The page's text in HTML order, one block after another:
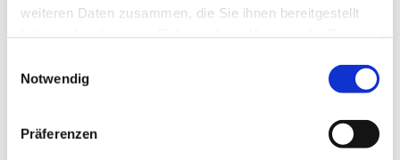
weiteren Daten zusammen, die Sie ihnen bereitgestellt
Notwendig
Präferenzen